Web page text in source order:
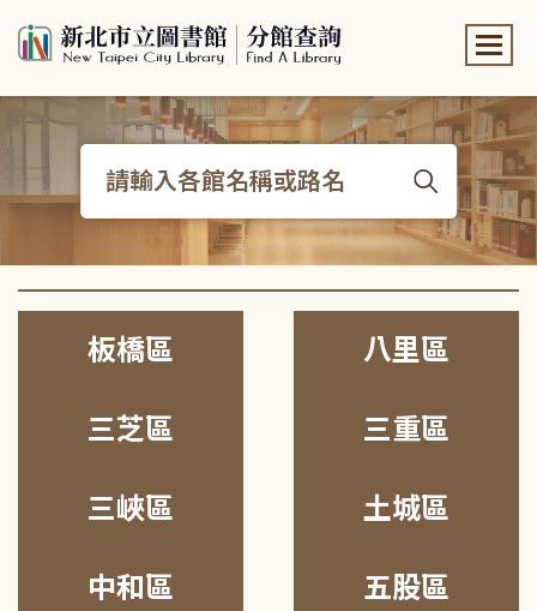
板橋區 八里區
三芝區 三重區
三峽區 土城區
中和區 五股區